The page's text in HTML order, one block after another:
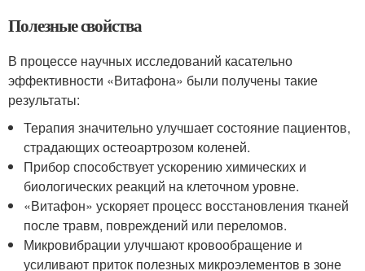
Полезные свойства
В процессе научных исследований касательно
эффективности «Витафона» были получены такие
результаты:
Терапия значительно улучшает состояние пациентов,
страдающих остеоартрозом коленей.
Прибор способствует ускорению химических и
биологических реакций на клеточном уровне.
«Витафон» ускоряет процесс восстановления тканей
после травм, повреждений или переломов.
Микровибрации улучшают кровообращение и
усиливают приток полезных микроэлементов в зоне